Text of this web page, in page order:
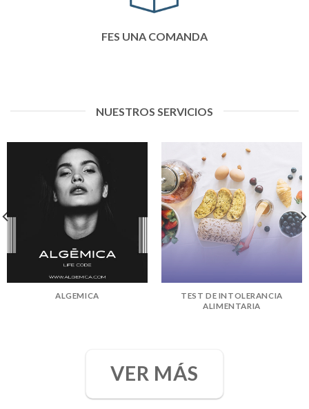
FES UNA COMANDA
NUESTROS SERVICIOS
ALGEMICA
TEST DE INTOLERANCIA
ALIMENTARIA
VER MÁS